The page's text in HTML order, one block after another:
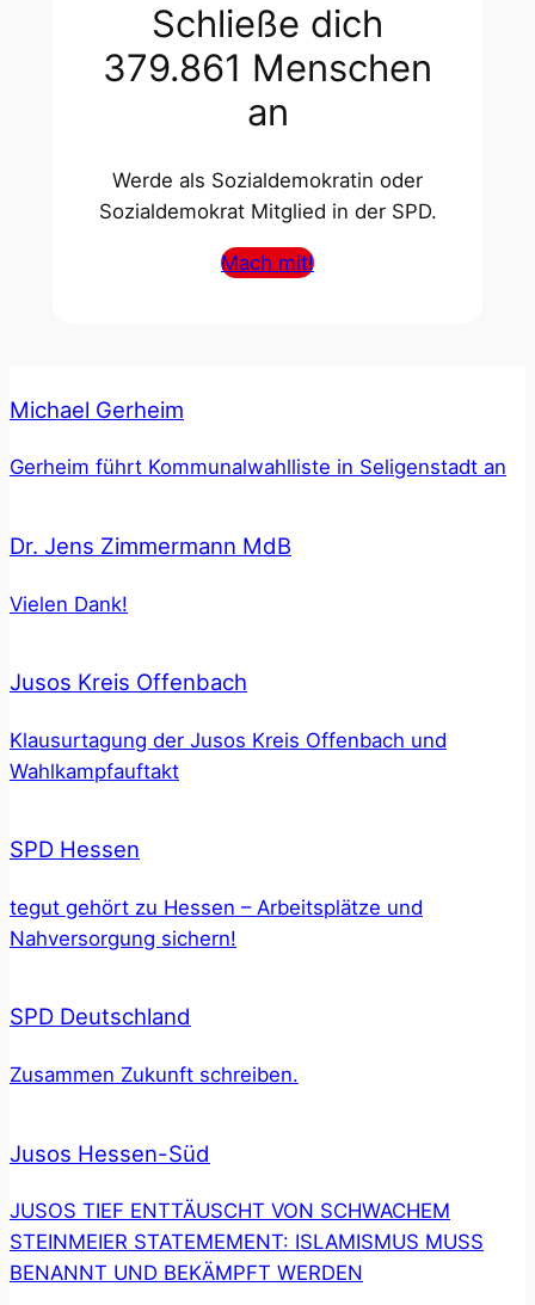
Schließe dich
379.861 Menschen
an
Werde als Sozialdemokratin oder
Sozialdemokrat Mitglied in der SPD.
Mach mit!
Michael Gerheim
Gerheim führt Kommunalwahlliste in Seligenstadt an
Dr. Jens Zimmermann MdB
Vielen Dank!
Jusos Kreis Offenbach
Klausurtagung der Jusos Kreis Offenbach und
Wahlkampfauftakt
SPD Hessen
tegut gehört zu Hessen – Arbeitsplätze und
Nahversorgung sichern!
SPD Deutschland
Zusammen Zukunft schreiben.
Jusos Hessen-Süd
JUSOS TIEF ENTTÄUSCHT VON SCHWACHEM
STEINMEIER STATEMEMENT: ISLAMISMUS MUSS
BENANNT UND BEKÄMPFT WERDEN